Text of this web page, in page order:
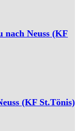
nach Neuss (KF
(KF St.Tönis)